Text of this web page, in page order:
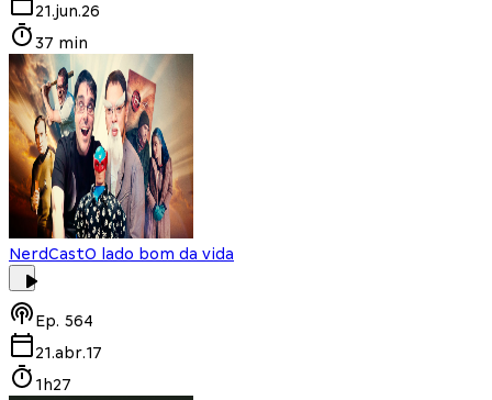
21.jun.26
37 min
NerdCastO lado bom da vida
Ep. 564
21.abr.17
1h27